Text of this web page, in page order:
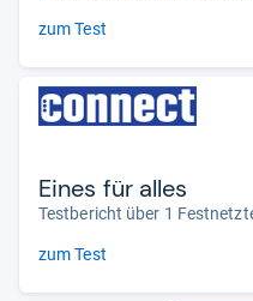
zum Test
Eines für alles
Testbericht über 1
zum Test